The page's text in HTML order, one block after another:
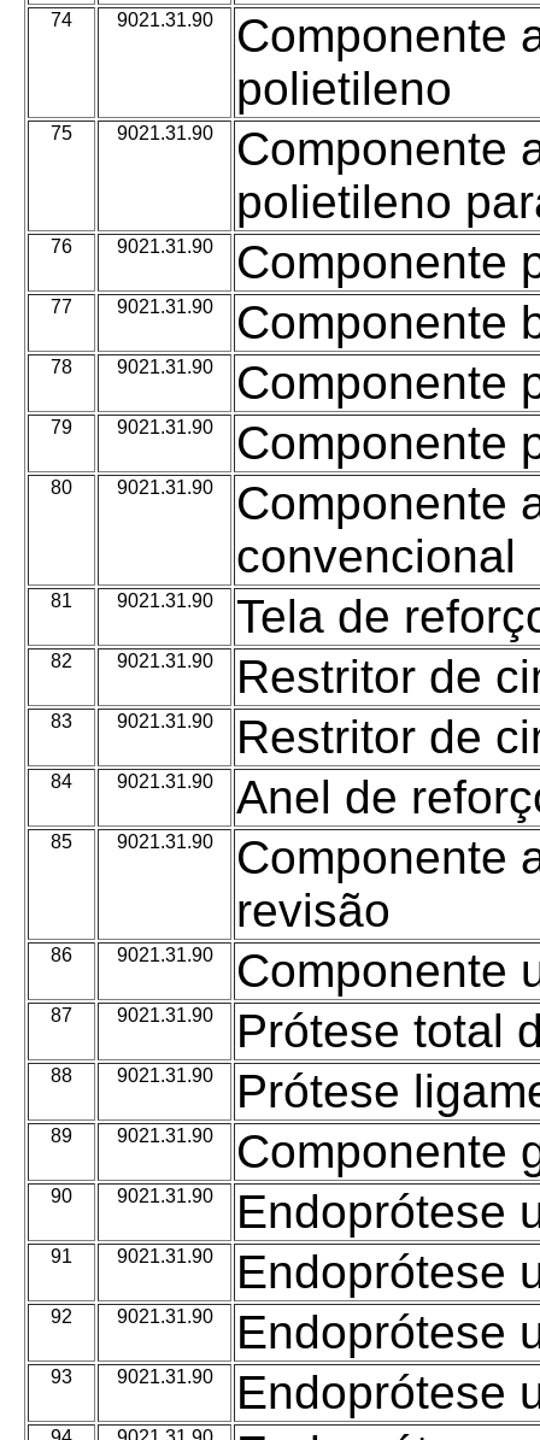
74 9021.31.90
Componente
polietileno
75 9021.31.90
Componente
polietileno
76 9021.31.90 Componente
77 9021.31.90 Componente
78 9021.31.90 Componente
79 9021.31.90 Componente
80 9021.31.90
Componente
convencional
81 9021.31.90 Tela de
82 9021.31.90 Restritor de
83 9021.31.90 Restritor de
84 9021.31.90 Anel de
85 9021.31.90
Componente
revisão
86 9021.31.90 Componente
87 9021.31.90 Prótese total
88 9021.31.90 Prótese
89 9021.31.90 Componente
90 9021.31.90 Endoprótese
91 9021.31.90 Endoprótese
92 9021.31.90 Endoprótese
93 9021.31.90 Endoprótese